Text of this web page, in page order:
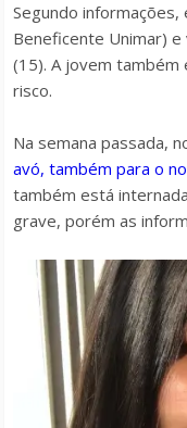
Segundo
Beneficente Unimar)
(15). A jovem também
risco.
Na semana passada,
avó, também para o
também está
grave, porém as